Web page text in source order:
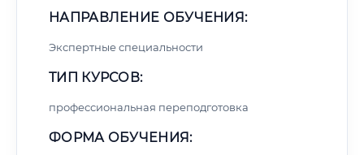
НАПРАВЛЕНИЕ ОБУЧЕНИЯ:
Экспертные специальности
ТИП КУРСОВ:
профессиональная переподготовка
ФОРМА ОБУЧЕНИЯ: